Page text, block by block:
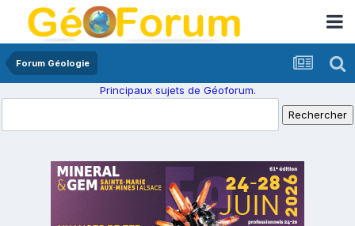
Forum Géologie
Principaux sujets de Géoforum.